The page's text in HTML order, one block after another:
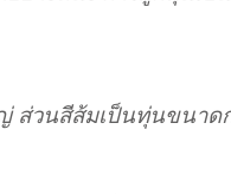
ส่วนสีส้มเป็นทุ่นขนาด